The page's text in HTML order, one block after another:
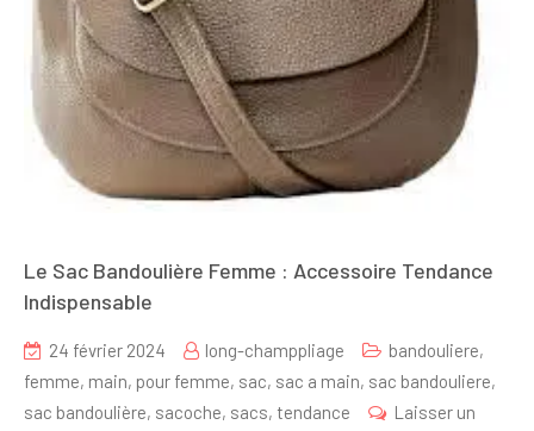
Le Sac Bandoulière Femme : Accessoire Tendance
Indispensable
24 février 2024 long-champpliage bandouliere,
femme, main, pour femme, sac, sac a main, sac bandouliere,
sac bandoulière, sacoche, sacs, tendance
Laisser un